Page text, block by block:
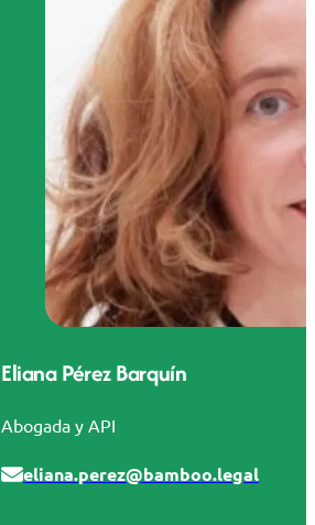
Eliana Pérez Barquín
Abogada y API
eliana.perez@bamboo.legal